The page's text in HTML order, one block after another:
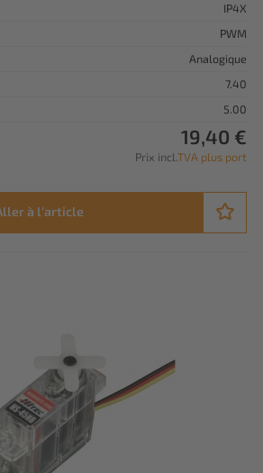
IP4X
PWM
Analogique
7.40
5.00
19,40 €
Prix incl. TVA plus port
à l'article